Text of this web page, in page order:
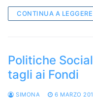
CONTINUA A LEGGERE
Politiche
tagli ai Fondi
SIMONA 6 MARZO